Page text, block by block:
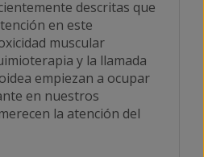
descritas que
en este
muscular
y la llamada
empiezan a ocupar
en nuestros
la atención del